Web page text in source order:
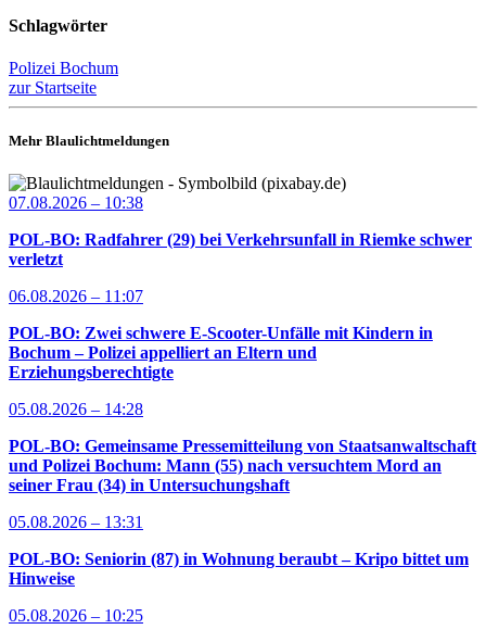
Schlagwörter
Polizei Bochum
zur Startseite
Mehr Blaulichtmeldungen
07.08.2026 – 10:38
POL-BO: Radfahrer (29) bei Verkehrsunfall in Riemke schwer
verletzt
06.08.2026 – 11:07
POL-BO: Zwei schwere E-Scooter-Unfälle mit Kindern in
Bochum – Polizei appelliert an Eltern und
Erziehungsberechtigte
05.08.2026 – 14:28
POL-BO: Gemeinsame Pressemitteilung von Staatsanwaltschaft
und Polizei Bochum: Mann (55) nach versuchtem Mord an
seiner Frau (34) in Untersuchungshaft
05.08.2026 – 13:31
POL-BO: Seniorin (87) in Wohnung beraubt – Kripo bittet um
Hinweise
05.08.2026 – 10:25